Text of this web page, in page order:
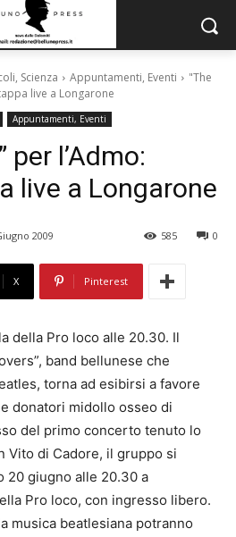
Scienza Appuntamenti, Eventi
"The
live a Longarone
Appuntamenti, Eventi
per l’Admo:
live a Longarone
2009 0
585
X Pinterest
della Pro loco alle 20.30. Il
band bellunese che
torna ad esibirsi a favore
donatori midollo osseo di
del primo concerto tenuto lo
Vito di Cadore, il gruppo si
20 giugno alle 20.30 a
Pro loco, con ingresso libero.
musica beatlesiana potranno